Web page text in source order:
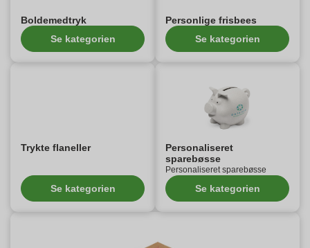
Boldemedtryk
Se kategorien
Personlige frisbees
Se kategorien
Trykte flaneller
Se kategorien
Personaliseret
sparebøsse
Personaliseret sparebøsse
Se kategorien